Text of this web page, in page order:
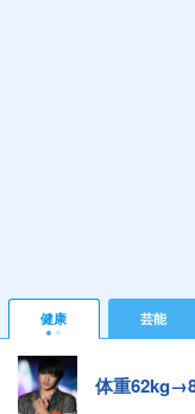
健康 芸能
体重